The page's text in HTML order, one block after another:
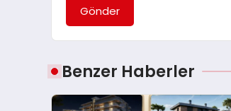
Gönder
Benzer Haberler